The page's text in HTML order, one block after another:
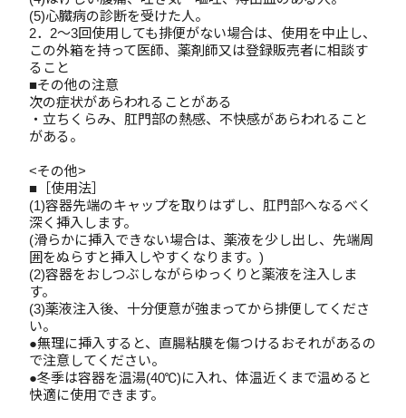
(5)心臓病の診断を受けた人。
2．2～3回使用しても排便がない場合は、使用を中止し、
この外箱を持って医師、薬剤師又は登録販売者に相談す
ること
■その他の注意
次の症状があらわれることがある
・立ちくらみ、肛門部の熱感、不快感があらわれること
がある。
<その他>
■［使用法］
(1)容器先端のキャップを取りはずし、肛門部へなるべく
深く挿入します。
(滑らかに挿入できない場合は、薬液を少し出し、先端周
囲をぬらすと挿入しやすくなります。)
(2)容器をおしつぶしながらゆっくりと薬液を注入しま
す。
(3)薬液注入後、十分便意が強まってから排便してくださ
い。
●無理に挿入すると、直腸粘膜を傷つけるおそれがあるの
で注意してください。
●冬季は容器を温湯(40℃)に入れ、体温近くまで温めると
快適に使用できます。